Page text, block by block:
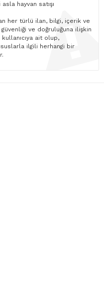
hayvan satışı
her türlü ilan, bilgi, içerik ve
ve doğruluğuna ilişkin
ait olup,
ilgili herhangi bir